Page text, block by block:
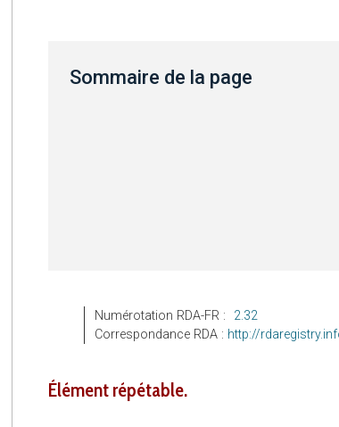
Sommaire de la page
Numérotation RDA-FR : 2.32
Correspondance RDA : http://
élément répétable.